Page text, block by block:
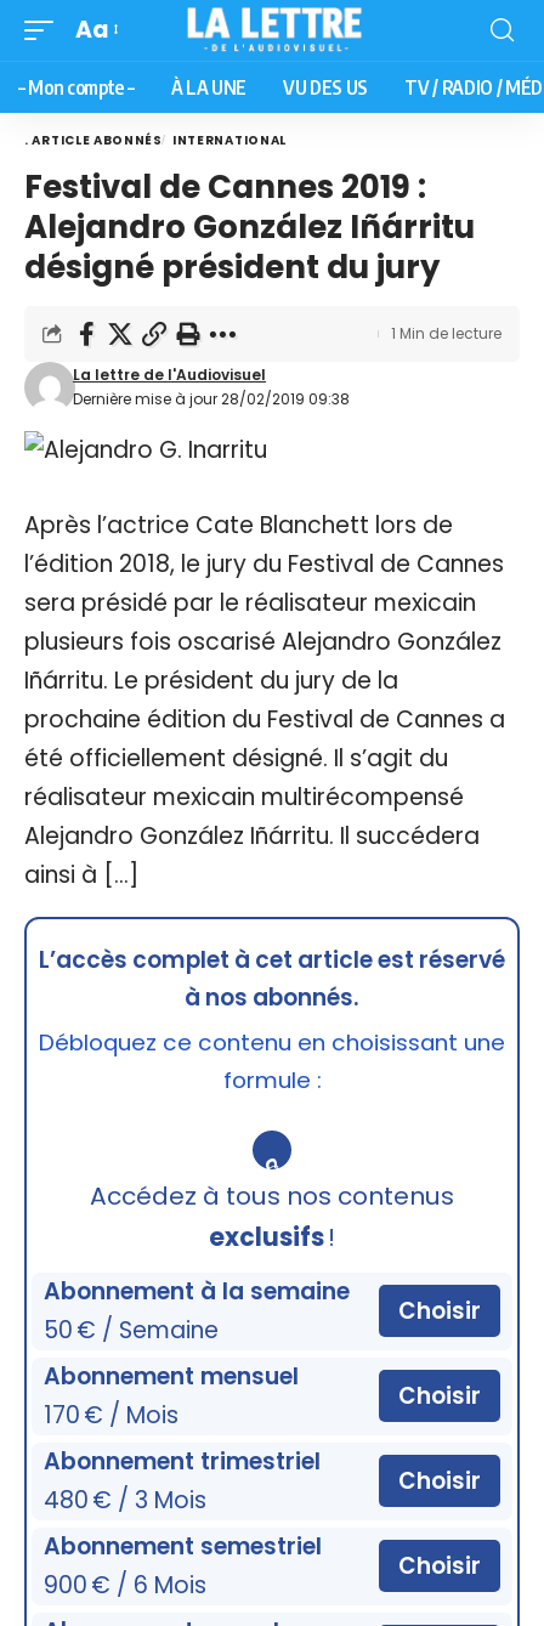
Aa
– Mon compte – À LA UNE VU DES US TV / RADIO /
. ARTICLE ABONNÉS INTERNATIONAL
Festival de Cannes 2019 :
Alejandro González Iñárritu
désigné président du jury
Dernière mise à jour 28/02/2019 09:38
La lettre de l'Audiovisuel
1 Min de lecture
Après l’actrice Cate Blanchett lors de
l’édition 2018, le jury du Festival de Cannes
sera présidé par le réalisateur mexicain
plusieurs fois oscarisé Alejandro González
Iñárritu. Le président du jury de la
prochaine édition du Festival de Cannes a
été officiellement désigné. Il s’agit du
réalisateur mexicain multirécompensé
Alejandro González Iñárritu. Il succédera
ainsi à […]
L’accès complet à cet article est réservé
à nos abonnés.
Débloquez ce contenu en choisissant une
formule :
🔒
Accédez à tous nos contenus
exclusifs!
Abonnement à la semaine
50 € / Semaine
Choisir
Abonnement mensuel
170 € / Mois
Choisir
Abonnement trimestriel
480 € / 3 Mois
Choisir
Abonnement semestriel
900 € / 6 Mois
Choisir